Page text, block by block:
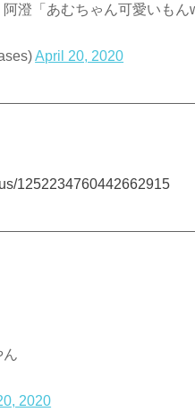
澄「あむちゃん可愛いもん
April 20, 2020
1252234760442662915
ん
2020